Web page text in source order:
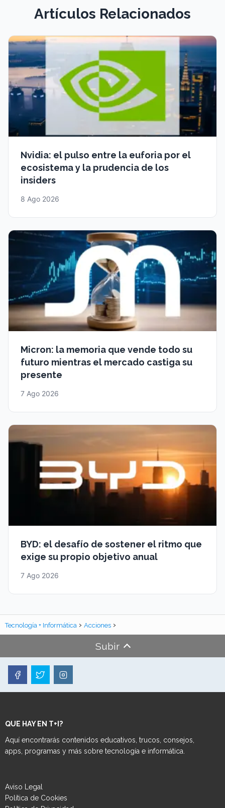
Artículos Relacionados
Nvidia: el pulso entre la euforia por el
ecosistema y la prudencia de los
insiders
8 Ago 2026
Micron: la memoria que vende todo su
futuro mientras el mercado castiga su
presente
7 Ago 2026
BYD: el desafío de sostener el ritmo que
exige su propio objetivo anual
7 Ago 2026
Tecnología + Informática Acciones
Subir
QUE HAY EN T+I?
Aquí encontrarás contenidos educativos, trucos, consejos,
apps, programas y más sobre tecnología e informática.
Aviso Legal
Política de Cookies